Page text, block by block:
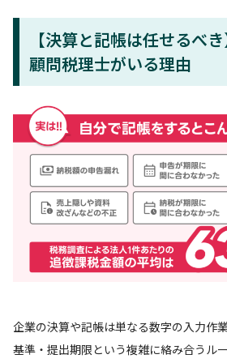
【決算と記帳は任せるべ
顧問税理士がいる理由
企業の決算や記帳は単なる数字の入力作
基準・提出期限という複雑に絡み合うル